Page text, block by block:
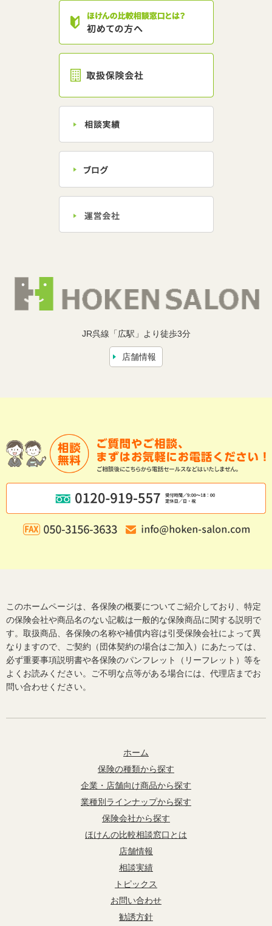
JR呉線「広駅」より徒歩3分
店舗情報
このホームページは、各保険の概要についてご紹介しており、特定
の保険会社や商品名のない記載は一般的な保険商品に関する説明で
す。取扱商品、各保険の名称や補償内容は引受保険会社によって異
なりますので、ご契約（団体契約の場合はご加入）にあたっては、
必ず重要事項説明書や各保険のパンフレット（リーフレット）等を
よくお読みください。ご不明な点等がある場合には、代理店までお
問い合わせください。
ホーム
保険の種類から探す
企業・店舗向け商品から探す
業種別ラインナップから探す
保険会社から探す
ほけんの比較相談窓口とは
店舗情報
相談実績
トピックス
お問い合わせ
勧誘方針